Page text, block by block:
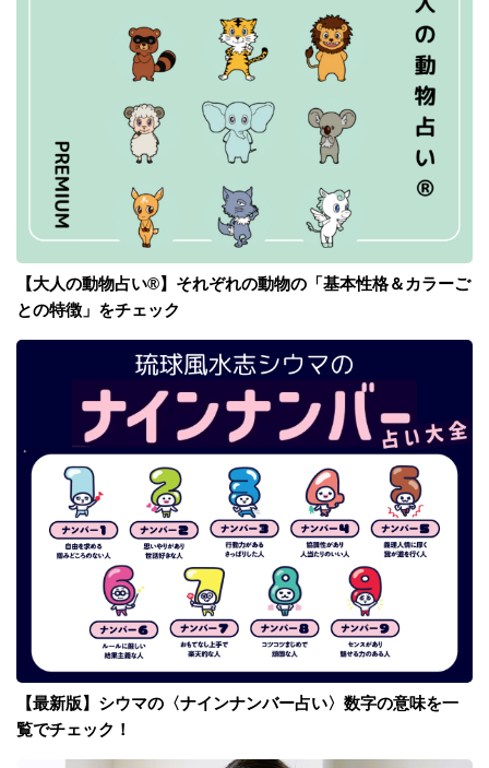
【大人の動物占い®】それぞれの動物の「基本性格＆カラーご
との特徴」をチェック
【最新版】シウマの〈ナインナンバー占い〉数字の意味を一
覧でチェック！